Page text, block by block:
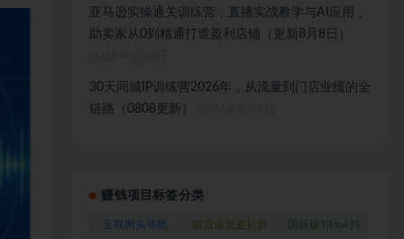
亚马逊实操通关训练营，直播实战教学与AI应用，
助卖家从0到精通打造盈利店铺（更新8月8日）
30天同城IP训练营2026年，从流量到门店业绩的全
链路（0808更新）
赚钱项目标签分类
互联网头等舱 前沿信息差社群 国际版Tiktok抖